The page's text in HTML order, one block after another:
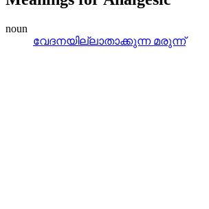
noun
വേദനയില്ലാതാക്കുന്ന മരുന്ന്